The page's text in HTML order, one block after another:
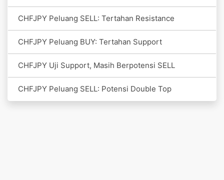
CHFJPY Peluang SELL: Tertahan Resistance
CHFJPY Peluang BUY: Tertahan Support
CHFJPY Uji Support, Masih Berpotensi SELL
CHFJPY Peluang SELL: Potensi Double Top